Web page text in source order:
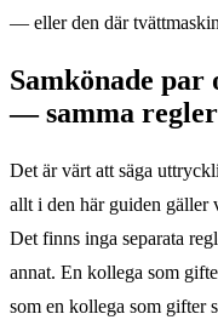
— eller den där
Samkönade
— samma regler
Det är värt att säga
allt i den här guiden gäller
Det finns inga separata
annat. En kollega som
som en kollega som gifter